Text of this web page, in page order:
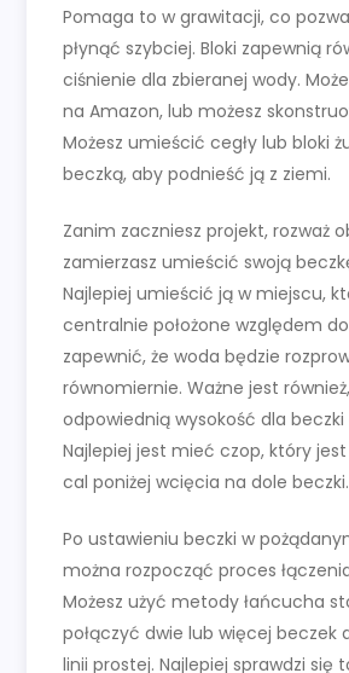
Pomaga to w grawitacji, co
płynąć szybciej. Bloki zapewnią
ciśnienie dla zbieranej wody.
na Amazon, lub możesz
Możesz umieścić cegły lub bloki
beczką, aby podnieść ją z ziemi.
Zanim zaczniesz projekt, rozważ
zamierzasz umieścić swoją
Najlepiej umieścić ją w miejscu,
centralnie położone względem
zapewnić, że woda będzie
równomiernie. Ważne jest
odpowiednią wysokość dla beczki
Najlepiej jest mieć czop, który
cal poniżej wcięcia na dole beczki.
Po ustawieniu beczki w
można rozpocząć proces
Możesz użyć metody łańcucha
połączyć dwie lub więcej beczek
linii prostej. Najlepiej sprawdzi się